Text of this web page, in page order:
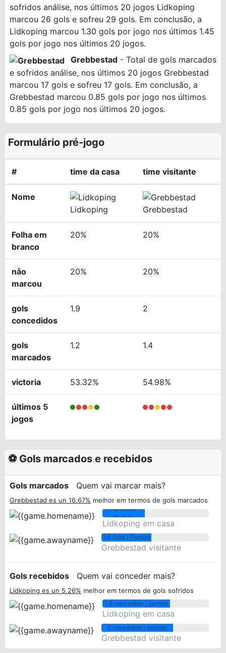
sofridos análise, nos últimos 20 jogos Lidkoping
marcou 26 gols e sofreu 29 gols. Em conclusão, a
Lidkoping marcou 1.30 gols por jogo nos últimos 1.45
gols por jogo nos últimos 20 jogos.
Grebbestad - Total de gols marcados
e sofridos análise, nos últimos 20 jogos Grebbestad
marcou 17 gols e sofreu 17 gols. Em conclusão, a
Grebbestad marcou 0.85 gols por jogo nos últimos
0.85 gols por jogo nos últimos 20 jogos.
Formulário pré-jogo
# time da casa time visitante
Nome
Lidkoping
Grebbestad
Folha em
branco
20% 20%
não
marcou
20% 20%
gols
concedidos
1.9 2
gols
marcados
1.2 1.4
victoria 53.32% 54.98%
últimos 5
jogos
⚽ Gols marcados e recebidos
Gols marcados Quem vai marcar mais?
Grebbestad es un 16.67% melhor em termos de gols marcados
1.2 Gols /
Partida
Lidkoping em casa
1.4 Gols / Partida
Grebbestad visitante
Gols recebidos Quem vai conceder mais?
Lidkoping es un 5.26% melhor em termos de gols sofridos
1.9 concedido / partido
Lidkoping em casa
2 concedido / partido
Grebbestad visitante